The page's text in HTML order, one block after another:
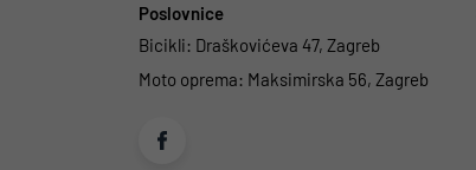
Poslovnice
Bicikli: Draškovićeva 47, Zagreb
Moto oprema: Maksimirska 56, Zagreb